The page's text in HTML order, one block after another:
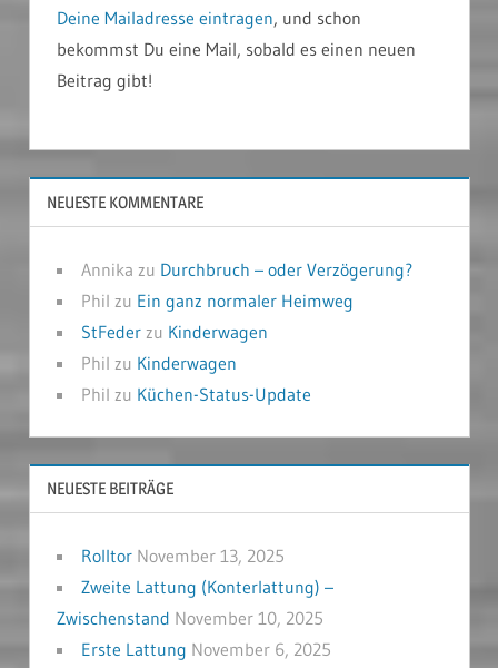
Deine Mailadresse eintragen, und schon
bekommst Du eine Mail, sobald es einen neuen
Beitrag gibt!
NEUESTE KOMMENTARE
Annika zu Durchbruch – oder Verzögerung?
Phil zu Ein ganz normaler Heimweg
StFederzu Kinderwagen
Phil zu Kinderwagen
Phil zu Küchen-Status-Update
NEUESTE BEITRÄGE
Rolltor November 13, 2025
Zweite Lattung (Konterlattung) –
Zwischenstand November 10, 2025
Erste Lattung November 6, 2025